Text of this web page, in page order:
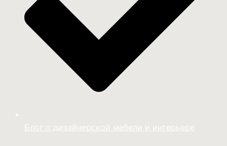
Блог о дизайнерской мебели и интерьере